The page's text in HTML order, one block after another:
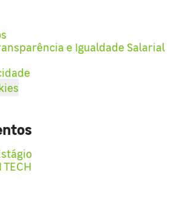
e Igualdade Salarial
TECH